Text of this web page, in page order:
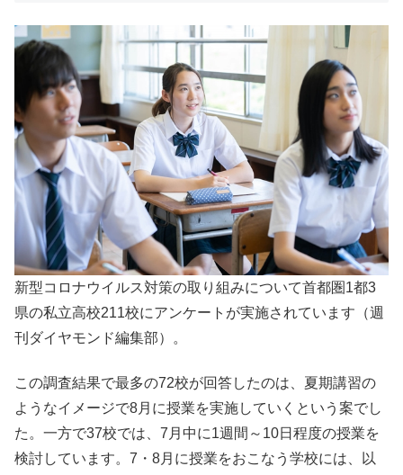
新型コロナウイルス対策の取り組みについて首都圏1都3
県の私立高校211校にアンケートが実施されています（週
刊ダイヤモンド編集部）。
この調査結果で最多の72校が回答したのは、夏期講習の
ようなイメージで8月に授業を実施していくという案でし
た。一方で37校では、7月中に1週間～10日程度の授業を
検討しています。7・8月に授業をおこなう学校には、以